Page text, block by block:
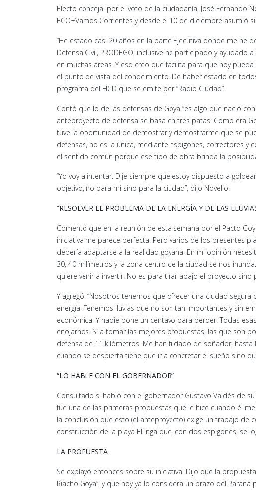
Electo concejal por el voto de la ciudadanía, José Fernando
ECO+Vamos Corrientes y desde el 10 de diciembre asumió
“He estado casi 20 años en la parte Ejecutiva donde me he
Defensa Civil, PRODEGO, inclusive he participado y
en muchas áreas. Y eso creo que facilita para que hoy
el punto de vista del conocimiento. De haber estado en
programa del HCD que se emite por “Radio Ciudad”.
Contó que lo de las defensas de Goya “es algo que nació
anteproyecto de defensa se basa en tres patas: Como era
tuve la oportunidad de demostrar y demostrarme que se
defensas, no es la única, mediante espigones, correctores
el sentido común porque ese tipo de obra brinda la
“Yo voy a intentar. Dije siempre que estoy dispuesto a
objetivo, no para mi sino para la ciudad”, dijo Novello.
“RESOLVER EL PROBLEMA DE LA ENERGÍA Y DE LAS
Comentó que en la reunión de esta semana por el Pacto
iniciativa me parece perfecta. Pero varios de los presentes
debería adaptarse a la realidad goyana. En mi opinión
30, 40 milímetros y la zona centro de la ciudad se nos
quiere venir a invertir. No es para tirar abajo el proyecto sino
Y agregó: “Nosotros tenemos que ofrecer una ciudad
energía. Tenemos lluvias que no son tan importantes y sin
económica. Y nadie pone un centavo para perder. Todas
enojarnos. Sí a tomar las mejores propuestas, las que son
defensa de 11 kilómetros. Me han tildado de soñador,
cuando se despierta tiene que ir a concretar el sueño sino
“LO HABLE CON EL GOBERNADOR”
Consultado si habló con el gobernador Gustavo Valdés de
fue una de las primeras propuestas que le hice cuando él
la conclusión que esto (el anteproyecto) exige un trabajo
construcción de la playa El Inga que, con dos espigones, se
LA PROPUESTA
Se explayó entonces sobre su iniciativa. Dijo que la
Riacho Goya”, y que hoy ya lo considera un brazo del